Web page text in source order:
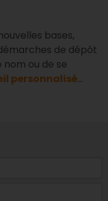
bases,
de dépôt
ou de se
personnalisé…